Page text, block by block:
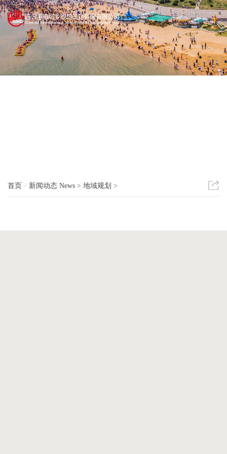
首页 新闻动态 News > 地域规划 >